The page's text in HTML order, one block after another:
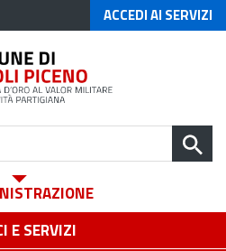
ACCEDI AI SERVIZI
E SERVIZI